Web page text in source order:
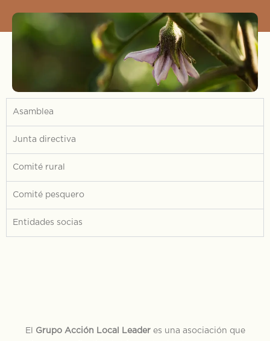
Asamblea
Junta directiva
Comité rural
Comité pesquero
Entidades socias
El Grupo Acción Local Leaderes una asociación que